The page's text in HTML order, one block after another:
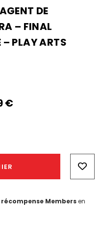
DE
– FINAL
PLAY ARTS
‎€
Membersen